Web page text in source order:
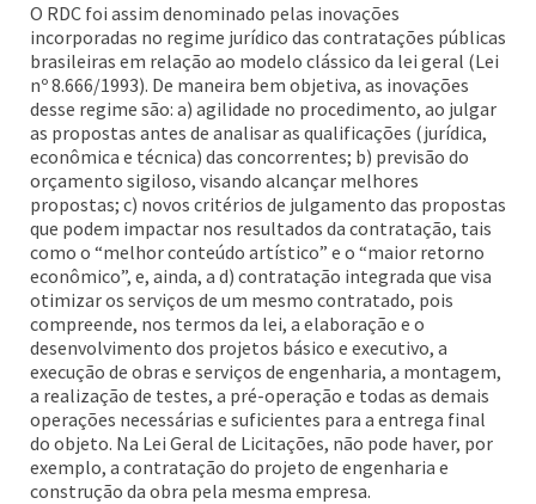
O RDC foi assim denominado pelas inovações
incorporadas no regime jurídico das contratações públicas
brasileiras em relação ao modelo clássico da lei geral (Lei
nº 8.666/1993). De maneira bem objetiva, as inovações
desse regime são: a) agilidade no procedimento, ao julgar
as propostas antes de analisar as qualificações (jurídica,
econômica e técnica) das concorrentes; b) previsão do
orçamento sigiloso, visando alcançar melhores
propostas; c) novos critérios de julgamento das propostas
que podem impactar nos resultados da contratação, tais
como o “melhor conteúdo artístico” e o “maior retorno
econômico”, e, ainda, a d) contratação integrada que visa
otimizar os serviços de um mesmo contratado, pois
compreende, nos termos da lei, a elaboração e o
desenvolvimento dos projetos básico e executivo, a
execução de obras e serviços de engenharia, a montagem,
a realização de testes, a pré-operação e todas as demais
operações necessárias e suficientes para a entrega final
do objeto. Na Lei Geral de Licitações, não pode haver, por
exemplo, a contratação do projeto de engenharia e
construção da obra pela mesma empresa.